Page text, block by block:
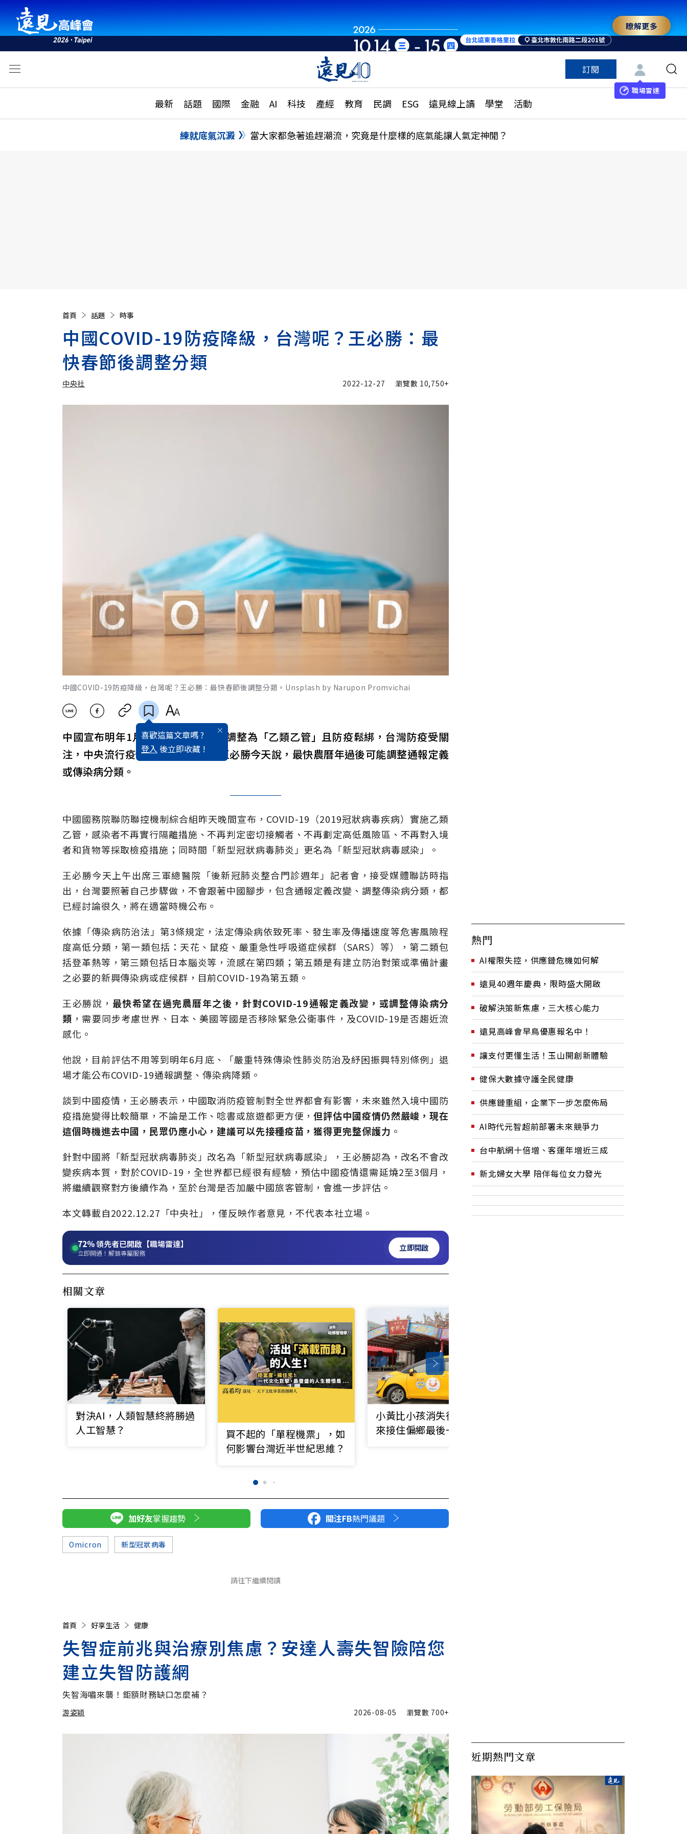
瞭解更多
訂閱
職場雷達
最新 話題 國際 金融 AI 科技 產經 教育 民調 ESG 遠見線上讀 學堂 活動
活動
話題
國際
特輯
大學升學、職涯攻略
縣市施政調查全解析
民調
更多訂閱方案
特色頻道
練就底氣沉澱 當大家都急著追趕潮流，究竟是什麼樣的底氣能讓人氣定神閒？
首頁 話題 時事
中國COVID-19防疫降級，台灣呢？王必勝：最
快春節後調整分類
中央社 2022-12-27 瀏覽數 10,750+
中國COVID-19防疫降級，台灣呢？王必勝：最快春節後調整分類。Unsplash by Narupon Promvichai
喜歡這篇文章嗎 ?
登入 後立即收藏 !
中國宣布明年1月8日起，COVID-19調整為「乙類乙管」且防疫鬆綁，台灣防疫受關
注，中央流行疫情指揮中心指揮官王必勝今天說，最快農曆年過後可能調整通報定義
或傳染病分類。
中國國務院聯防聯控機制綜合組昨天晚間宣布，COVID-19（2019冠狀病毒疾病）實施乙類
乙管，感染者不再實行隔離措施、不再判定密切接觸者、不再劃定高低風險區、不再對入境
者和貨物等採取檢疫措施；同時間「新型冠狀病毒肺炎」更名為「新型冠狀病毒感染」。
王必勝今天上午出席三軍總醫院「後新冠肺炎整合門診週年」記者會，接受媒體聯訪時指
出，台灣要照著自己步驟做，不會跟著中國腳步，包含通報定義改變、調整傳染病分類，都
已經討論很久，將在適當時機公布。
依據「傳染病防治法」第3條規定，法定傳染病依致死率、發生率及傳播速度等危害風險程
度高低分類，第一類包括：天花、鼠疫、嚴重急性呼吸道症候群（SARS）等），第二類包
括登革熱等，第三類包括日本腦炎等，流感在第四類；第五類是有建立防治對策或準備計畫
之必要的新興傳染病或症候群，目前COVID-19為第五類。
王必勝說， 最快希望在過完農曆年之後，針對COVID-19通報定義改變，或調整傳染病分
類 ，需要同步考慮世界、日本、美國等國是否移除緊急公衛事件，及COVID-19是否趨近流
感化。
他說，目前評估不用等到明年6月底、「嚴重特殊傳染性肺炎防治及紓困振興特別條例」退
場才能公布COVID-19通報調整、傳染病降類。
談到中國疫情，王必勝表示，中國取消防疫管制對全世界都會有影響，未來雖然入境中國防
疫措施變得比較簡單，不論是工作、唸書或旅遊都更方便，但評估中國疫情仍然嚴峻，現在
這個時機進去中國，民眾仍應小心，建議可以先接種疫苗，獲得更完整保護力 。
針對中國將「新型冠狀病毒肺炎」改名為「新型冠狀病毒感染」，王必勝認為，改名不會改
變疾病本質，對於COVID-19，全世界都已經很有經驗，預估中國疫情還需延燒2至3個月，
將繼續觀察對方後續作為，至於台灣是否加嚴中國旅客管制，會進一步評估。
本文轉載自2022.12.27 「中央社」 ，僅反映作者意見，不代表本社立場。
72%領先者已開啟【職場雷達】
立即開通！解鎖專屬服務
立即開啟
相關文章
對決AI，人類智慧終將勝過
人工智慧？
買不起的「單程機票」，如
何影響台灣近半世紀思維？
小黃比小孩消失得更快！誰
來接住偏鄉最後一哩路？
加好友掌握趨勢 關注FB熱門議題
Omicron 新型冠狀病毒
請往下繼續閱讀
首頁 好享生活 健康
失智症前兆與治療別焦慮？安達人壽失智險陪您
建立失智防護網
失智海嘯來襲！鉅額財務缺口怎麼補？
游姿穎 2026-08-05 瀏覽數 700+
熱門
AI權限失控，供應鏈危機如何解
遠見40週年慶典，限時盛大開啟
破解決策新焦慮，三大核心能力
遠見高峰會早鳥優惠報名中！
讓支付更懂生活！玉山開創新體驗
健保大數據守護全民健康
供應鏈重組，企業下一步怎麼佈局
AI時代元智超前部署未來競爭力
台中航網十倍增、客運年增近三成
新北婦女大學 陪伴每位女力發光
近期熱門文章